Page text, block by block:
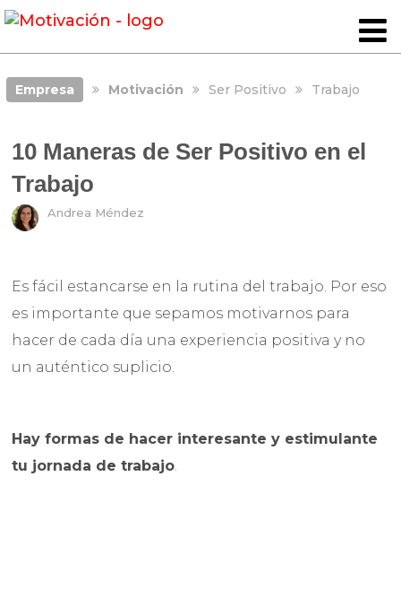
Empresa Motivación Ser Positivo Trabajo
10 Maneras de Ser Positivo en el
Trabajo
Andrea Méndez
Es fácil estancarse en la rutina del trabajo. Por eso
es importante que sepamos motivarnos para
hacer de cada día una experiencia positiva y no
un auténtico suplicio.
Hay formas de hacer interesante y estimulante
tu jornada de trabajo.